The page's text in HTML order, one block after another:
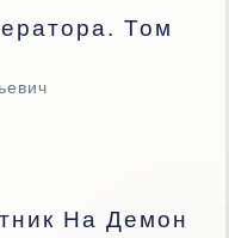
Том
На Демон